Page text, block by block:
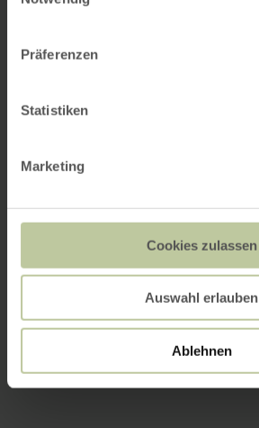
Präferenzen
Statistiken
Marketing
Cookies zulassen
Auswahl erlauben
Ablehnen